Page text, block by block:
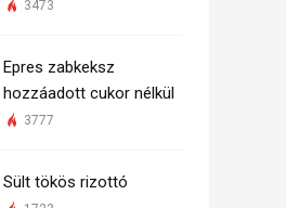
3473
Epres zabkeksz
hozzáadott cukor nélkül
3777
Sült tökös rizottó